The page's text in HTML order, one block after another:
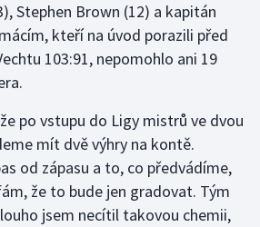
Stephen Brown (12) a kapitán
kteří na úvod porazili před
103:91, nepomohlo ani 19
po vstupu do Ligy mistrů ve dvou
mít dvě výhry na kontě.
od zápasu a to, co předvádíme,
že to bude jen gradovat. Tým
jsem necítil takovou chemii,